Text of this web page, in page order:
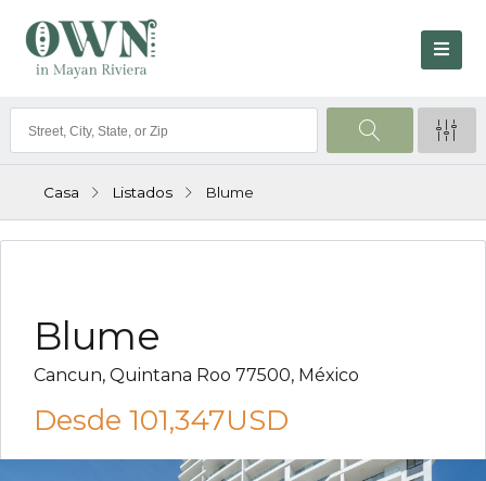
Casa Listados Blume
Blume
Cancun, Quintana Roo 77500, México
Desde 101,347USD